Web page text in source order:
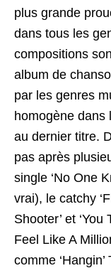
plus grande
dans tous les
compositions
album de
par les genres
homogène dans
au dernier titre.
pas après
single ‘No One
vrai), le catchy
Shooter’ et
Feel Like A
comme